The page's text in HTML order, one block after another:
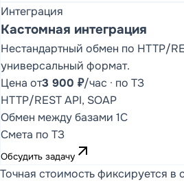
Управление
производством
Управление цепочкой
поставок
Методология
DDMRP
Статьи (9)
Интеграция
Кастомная интеграция
Нестандартный обмен по HTTP/
универсальный формат.
Цена от3 900 ₽/час · по ТЗ
HTTP/REST API, SOAP
Обмен между базами 1С
Смета по ТЗ
Обсудить задачу arrow_outward
Точная стоимость фиксируется в